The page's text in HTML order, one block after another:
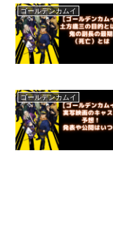
ゴールデンカムイ
ゴールデンカムイ